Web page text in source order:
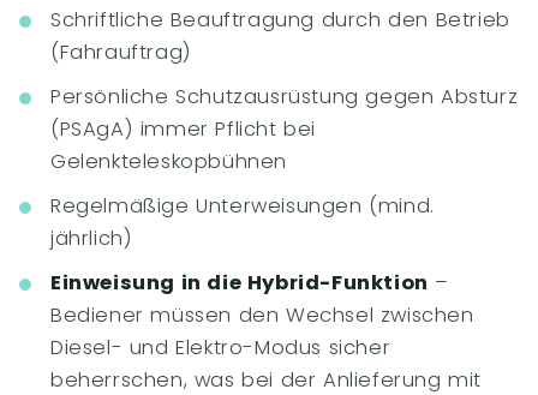
Schriftliche Beauftragung durch den Betrieb
(Fahrauftrag)
Persönliche Schutzausrüstung gegen Absturz
(PSAgA) immer Pflicht bei
Gelenkteleskopbühnen
Regelmäßige Unterweisungen (mind.
jährlich)
Einweisung in die Hybrid-Funktion –
Bediener müssen den Wechsel zwischen
Diesel- und Elektro-Modus sicher
beherrschen, was bei der Anlieferung mit